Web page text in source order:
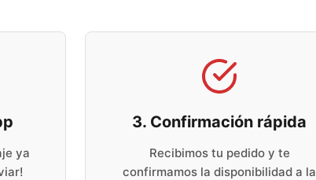
ya
3. Confirmación rápida
Recibimos tu pedido y te
confirmamos la disponibilidad a la